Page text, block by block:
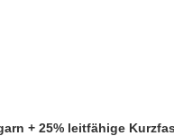
+ 25% leitfähige